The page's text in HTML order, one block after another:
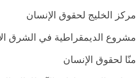
مركز الخليج لحقوق الإنسان
مشروع الديمقراطية في الشرق
منّا لحقوق الإنسان